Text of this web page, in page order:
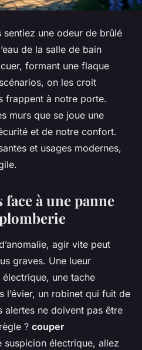
une odeur de brûlé
de la salle de bain
formant une flaque
on les croit
frappent à notre porte.
murs que se joue une
et de notre confort.
et usages modernes,
à une panne
agir vite peut
graves. Une lueur
une tache
l’évier, un robinet qui fuit de
alertes ne doivent pas être
? couper
suspicion électrique, allez